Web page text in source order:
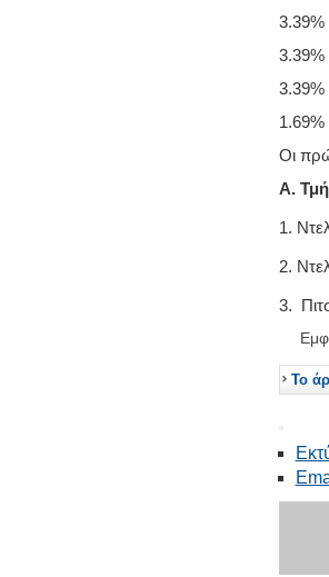
3.39%
3.39%
3.39%
1.69%
Οι
Α.
1.
2.
3.
Το